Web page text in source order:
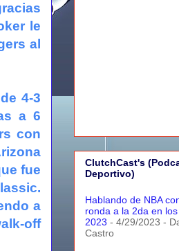
le
al
4-3
a 6
con
fue
a
off
ClutchCast's
Deportivo)
Hablando de NBA
ronda a la 2da en
2023 - 4/29/2023 -
Castro